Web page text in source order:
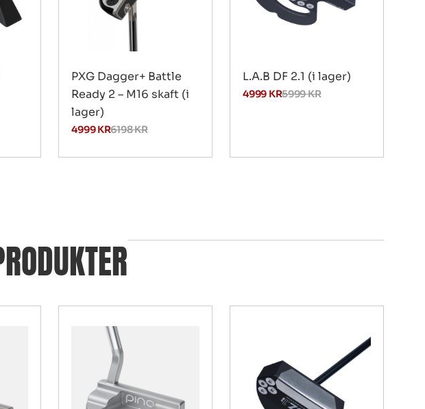
PXG Dagger+ Battle
Ready 2 – M16 skaft (i
lager)
6198KR
4999KR
L.A.B DF 2.1 (i lager)
5999KR
4999 KR